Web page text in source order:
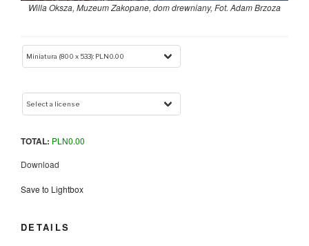
Willa Oksza, Muzeum Zakopane, dom drewniany, Fot. Adam Brzoza
TOTAL: PLN0.00
Download
Save to Lightbox
DETAILS